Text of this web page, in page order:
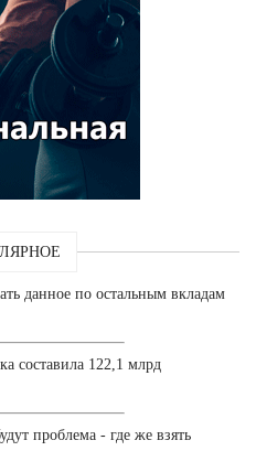
данное по остальным вкладам
составила 122,1 млрд
проблема - где же взять